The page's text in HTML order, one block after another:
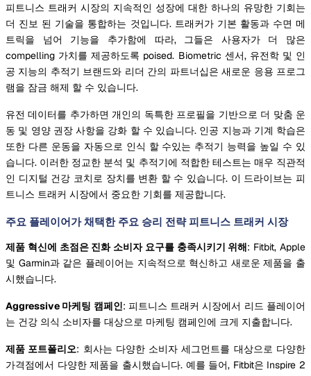
피트니스 트래커 시장의 지속적인 성장에 대한 하나의 유망한 기회는
더 진보 된 기술을 통합하는 것입니다. 트래커가 기본 활동과 수면 메
트릭을 넘어 기능을 추가함에 따라, 그들은 사용자가 더 많은
compelling 가치를 제공하도록 poised. Biometric 센서, 유전학 및 인
공 지능의 추적기 브랜드와 리더 간의 파트너십은 새로운 응용 프로그
램을 잠금 해제 할 수 있습니다.
유전 데이터를 추가하면 개인의 독특한 프로필을 기반으로 더 맞춤 운
동 및 영양 권장 사항을 강화 할 수 있습니다. 인공 지능과 기계 학습은
또한 다른 운동을 자동으로 인식 할 수있는 추적기 능력을 높일 수 있
습니다. 이러한 정교한 분석 및 추적기에 적합한 테스트는 매우 직관적
인 디지털 건강 코치로 장치를 변환 할 수 있습니다. 이 드라이브는 피
트니스 트래커 시장에서 중요한 기회를 제공합니다.
주요 플레이어가 채택한 주요 승리 전략 피트니스 트래커 시장
제품 혁신에 초점은 진화 소비자 요구를 충족시키기 위해: Fitbit, Apple
및 Garmin과 같은 플레이어는 지속적으로 혁신하고 새로운 제품을 출
시했습니다.
Aggressive 마케팅 캠페인: 피트니스 트래커 시장에서 리드 플레이어
는 건강 의식 소비자를 대상으로 마케팅 캠페인에 크게 지출합니다.
제품 포트폴리오: 회사는 다양한 소비자 세그먼트를 대상으로 다양한
가격점에서 다양한 제품을 출시했습니다. 예를 들어, Fitbit은 Inspire 2